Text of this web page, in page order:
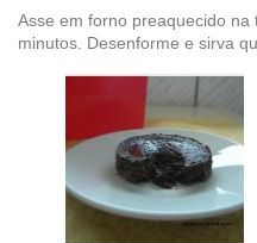
Asse em forno preaquecido
minutos. Desenforme e sirva